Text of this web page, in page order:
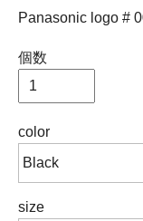
Panasonic logo #
個数
color
size